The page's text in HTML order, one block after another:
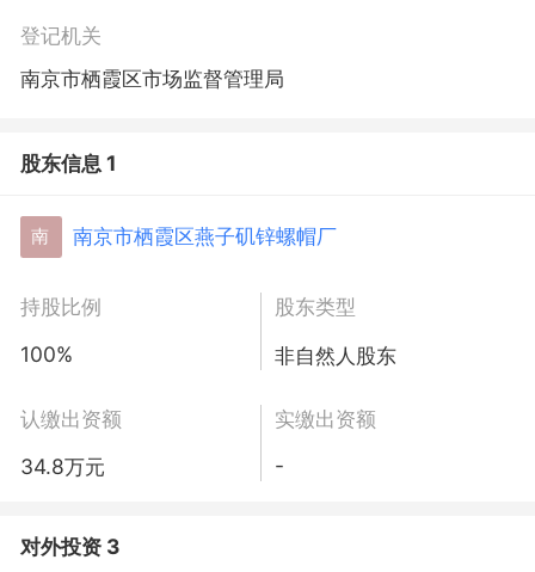
登记机关
南京市栖霞区市场监督管理局
股东信息 1
南 南京市栖霞区燕子矶锌螺帽厂
持股比例
100%
股东类型
非自然人股东
认缴出资额
34.8万元
实缴出资额
-
对外投资 3